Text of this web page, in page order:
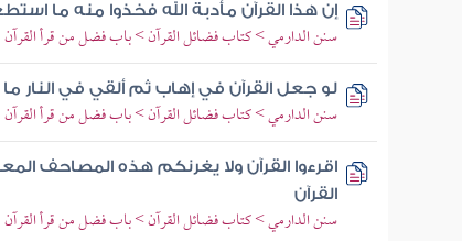
إن هذا القرآن مأدبة الله فخذوا منه ما
سنن الدارمي > كتاب فضائل القرآن > باب فضل من قرأ القرآن
لو جعل القرآن في إهاب ثم ألقي في النار ما
سنن الدارمي > كتاب فضائل القرآن > باب فضل من قرأ القرآن
اقرءوا القرآن ولا يغرنكم هذه المصاحف
القرآن
سنن الدارمي > كتاب فضائل القرآن > باب فضل من قرأ القرآن